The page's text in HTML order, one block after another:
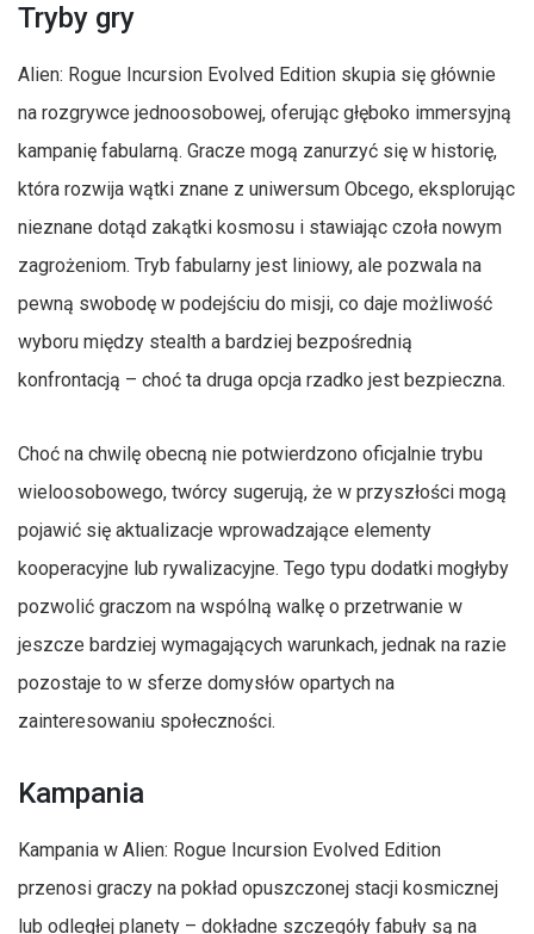
Tryby gry
Alien: Rogue Incursion Evolved Edition skupia się głównie
na rozgrywce jednoosobowej, oferując głęboko immersyjną
kampanię fabularną. Gracze mogą zanurzyć się w historię,
która rozwija wątki znane z uniwersum Obcego, eksplorując
nieznane dotąd zakątki kosmosu i stawiając czoła nowym
zagrożeniom. Tryb fabularny jest liniowy, ale pozwala na
pewną swobodę w podejściu do misji, co daje możliwość
wyboru między stealth a bardziej bezpośrednią
konfrontacją – choć ta druga opcja rzadko jest bezpieczna.
Choć na chwilę obecną nie potwierdzono oficjalnie trybu
wieloosobowego, twórcy sugerują, że w przyszłości mogą
pojawić się aktualizacje wprowadzające elementy
kooperacyjne lub rywalizacyjne. Tego typu dodatki mogłyby
pozwolić graczom na wspólną walkę o przetrwanie w
jeszcze bardziej wymagających warunkach, jednak na razie
pozostaje to w sferze domysłów opartych na
zainteresowaniu społeczności.
Kampania
Kampania w Alien: Rogue Incursion Evolved Edition
przenosi graczy na pokład opuszczonej stacji kosmicznej
lub odległej planety – dokładne szczegóły fabuły są na